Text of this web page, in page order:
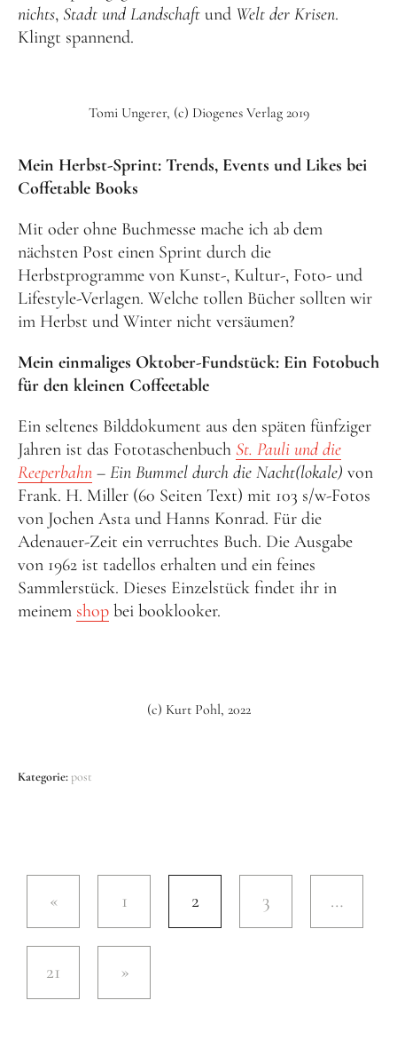
nichts, Stadt und Landschaft und Welt der Krisen.
Klingt spannend.
Tomi Ungerer, (c) Diogenes Verlag 2019
Mein Herbst-Sprint: Trends, Events und Likes bei
Coffetable Books
Mit oder ohne Buchmesse mache ich ab dem
nächsten Post einen Sprint durch die
Herbstprogramme von Kunst-, Kultur-, Foto- und
Lifestyle-Verlagen. Welche tollen Bücher sollten wir
im Herbst und Winter nicht versäumen?
Mein einmaliges Oktober-Fundstück: Ein Fotobuch
für den kleinen Coffeetable
Ein seltenes Bilddokument aus den späten fünfziger
Jahren ist das Fototaschenbuch St. Pauli und die
Reeperbahn – Ein Bummel durch die Nacht(lokale) von
Frank. H. Miller (60 Seiten Text) mit 103 s/w-Fotos
von Jochen Asta und Hanns Konrad. Für die
Adenauer-Zeit ein verruchtes Buch. Die Ausgabe
von 1962 ist tadellos erhalten und ein feines
Sammlerstück. Dieses Einzelstück findet ihr in
meinem shop bei booklooker.
(c) Kurt Pohl, 2022
Kategorie:post
1 2 3 …
21